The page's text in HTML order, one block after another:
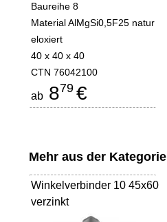
Baureihe 8
Material AlMgSi0,5F25 natur
eloxiert
40 x 40 x 40
CTN 76042100
ab 879 €
Mehr aus der Kategorie
Winkelverbinder 10 45x60
verzinkt